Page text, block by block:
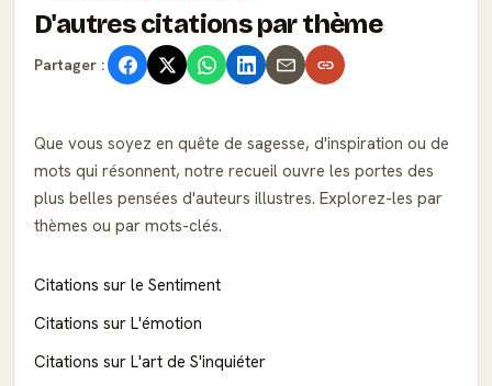
D'autres citations par thème
Partager :
Que vous soyez en quête de sagesse, d'inspiration ou de
mots qui résonnent, notre recueil ouvre les portes des
plus belles pensées d'auteurs illustres. Explorez-les par
thèmes ou par mots-clés.
Citations sur le Sentiment
Citations sur L'émotion
Citations sur L'art de S'inquiéter